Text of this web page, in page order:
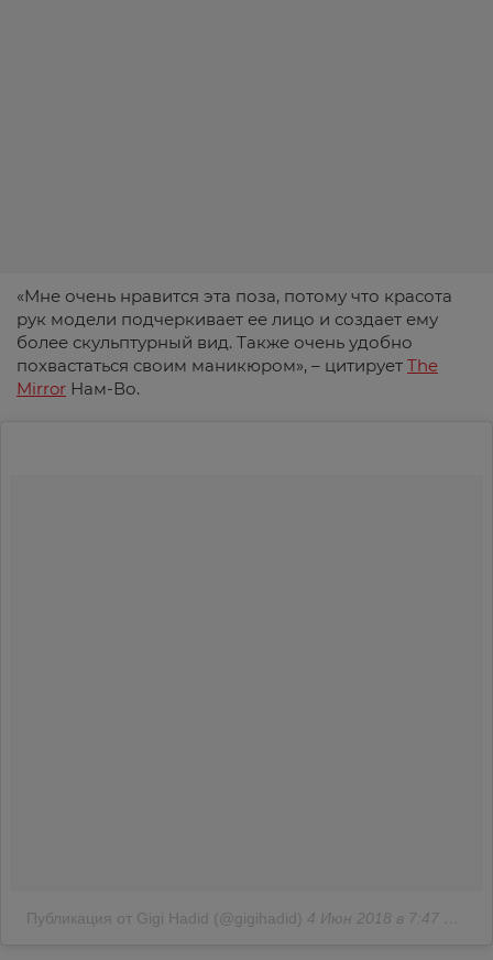
«Мне очень нравится эта поза, потому что красота
рук модели подчеркивает ее лицо и создает ему
более скульптурный вид. Также очень удобно
похвастаться своим маникюром», – цитирует The
Mirror Нам-Во.
Публикация от Gigi Hadid (@gigihadid) 4 Июн 2018 в 7:47 PDT